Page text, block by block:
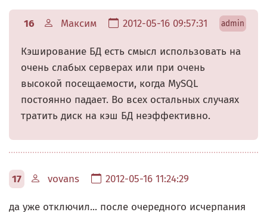
16 Максим 2012-05-16 09:57:31 admin
Кэширование БД есть смысл использовать на
очень слабых серверах или при очень
высокой посещаемости, когда MySQL
постоянно падает. Во всех остальных случаях
тратить диск на кэш БД неэффективно.
17 vovans 2012-05-16 11:24:29
да уже отключил... после очередного исчерпания